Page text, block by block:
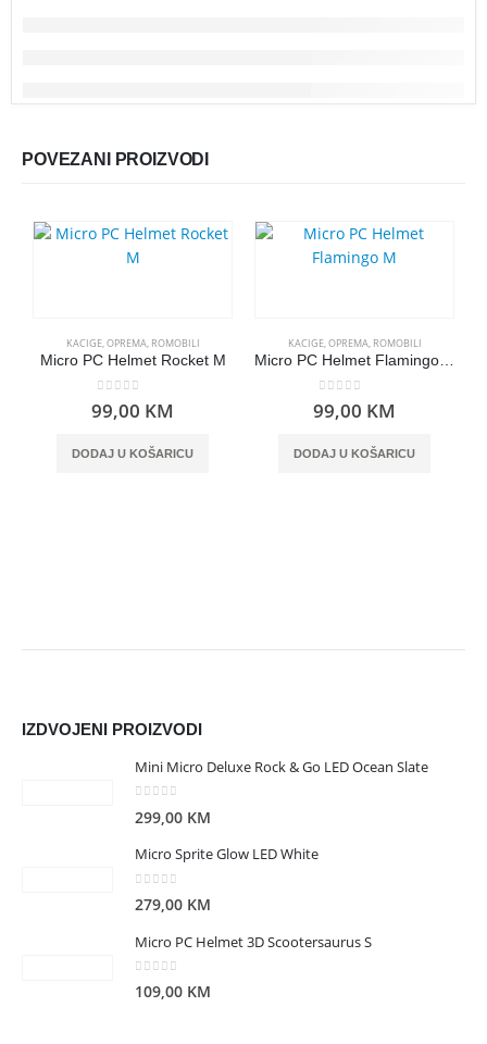
POVEZANI PROIZVODI
KACIGE,OPREMA, ROMOBILI
Micro PC Helmet Rocket M
0out of 5
99,00 KM
DODAJ U KOŠARICU
KACIGE,OPREMA, ROMOBILI
Micro PC Helmet Flamingo M
0out of 5
99,00 KM
DODAJ U KOŠARICU
IZDVOJENI PROIZVODI
Mini Micro Deluxe Rock & Go LED Ocean Slate
299,00 KM
Micro Sprite Glow LED White
279,00 KM
Micro PC Helmet 3D Scootersaurus S
0 out of 5
109,00 KM